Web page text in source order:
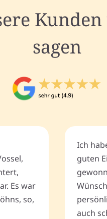
sagen
Es war
so,
Ich
guten
auch